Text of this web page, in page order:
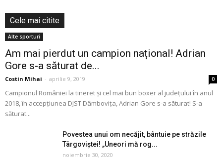
Cele mai citite
Alte sporturi
Am mai pierdut un campion național! Adrian
Gore s-a săturat de...
Costin Mihai - aprilie 9, 2019 0
Campionul României la tineret și cel mai bun boxer al județului în anul
2018, în accepțiunea DJST Dâmbovița, Adrian Gore s-a săturat! S-a
săturat...
Povestea unui om necăjit, bântuie pe străzile
Târgoviștei! „Uneori mă rog...
noiembrie 30, 2020